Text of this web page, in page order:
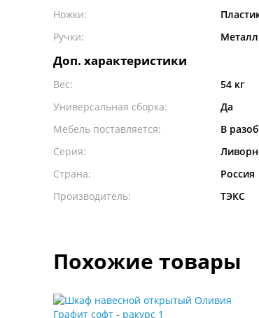
Ножки:
Ручки:
Металл
Доп. характеристики
Вес:
54 кг
Универсальная сборка:
Да
Мебель поставляется:
В
Серия:
Страна:
Россия
Производитель:
ТЭКС
Похожие товары